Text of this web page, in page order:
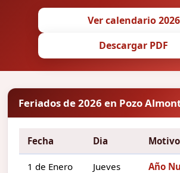
Ver calendario 2026
Descargar PDF
Feriados de 2026 en Pozo
Fecha Dia Motivo
1 de Enero Jueves Año